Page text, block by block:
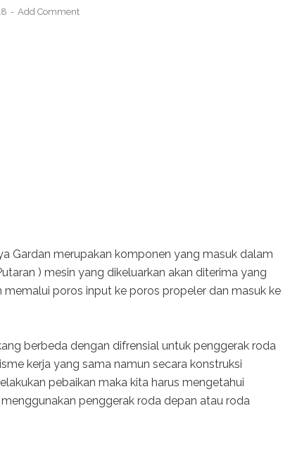
Add Comment
Gardan merupakan komponen yang masuk dalam
) mesin yang dikeluarkan akan diterima yang
poros input ke poros propeler dan masuk ke
berbeda dengan difrensial untuk penggerak roda
kerja yang sama namun secara konstruksi
pebaikan maka kita harus mengetahui
penggerak roda depan atau roda